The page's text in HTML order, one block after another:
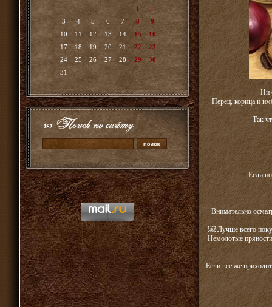
1
2
3
4 5 6 7 8
9
10
11 12 13 14 15
16
17
18 19 20 21 22
23
24
25 26 27 28 29
30
31
Ни
Перец, корица и
Так
Если
Внимательно
￼ Лучше всего
Немолотые
Если все же